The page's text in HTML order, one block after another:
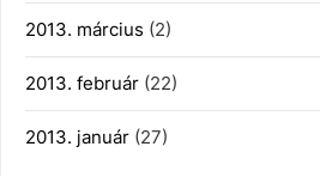
2013. március (2)
2013. február (22)
2013. január (27)